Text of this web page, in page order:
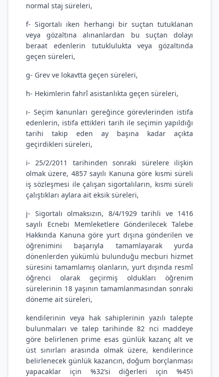
normal staj süreleri,
f- Sigortalı iken herhangi bir suçtan tutuklanan
veya gözaltına alınanlardan bu suçtan dolayı
beraat edenlerin tutuklulukta veya gözaltında
geçen süreleri,
g- Grev ve lokavtta geçen süreleri,
h- Hekimlerin fahrî asistanlıkta geçen süreleri,
ı- Seçim kanunları gereğince görevlerinden istifa
edenlerin, istifa ettikleri tarih ile seçimin yapıldığı
tarihi takip eden ay başına kadar açıkta
geçirdikleri süreleri,
i- 25/2/2011 tarihinden sonraki sürelere ilişkin
olmak üzere, 4857 sayılı Kanuna göre kısmi süreli
iş sözleşmesi ile çalışan sigortalıların, kısmi süreli
çalıştıkları aylara ait eksik süreleri,
j- Sigortalı olmaksızın, 8/4/1929 tarihli ve 1416
sayılı Ecnebi Memleketlere Gönderilecek Talebe
Hakkında Kanuna göre yurt dışına gönderilen ve
öğrenimini başarıyla tamamlayarak yurda
dönenlerden yükümlü bulunduğu mecburi hizmet
süresini tamamlamış olanların, yurt dışında resmî
öğrenci olarak geçirmiş oldukları öğrenim
sürelerinin 18 yaşının tamamlanmasından sonraki
döneme ait süreleri,
kendilerinin veya hak sahiplerinin yazılı talepte
bulunmaları ve talep tarihinde 82 nci maddeye
göre belirlenen prime esas günlük kazanç alt ve
üst sınırları arasında olmak üzere, kendilerince
belirlenecek günlük kazancın, doğum borçlanması
yapacaklar için %32’si diğerleri için %45’i